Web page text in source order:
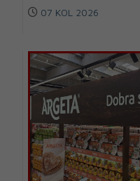
07 KOL 2026